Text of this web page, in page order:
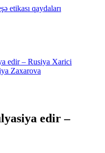
etikası qaydaları
edir –